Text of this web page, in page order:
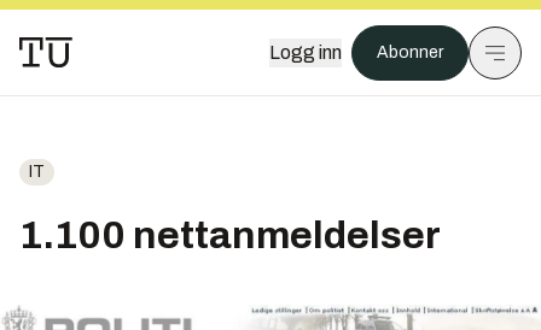
Logg inn Abonner
IT
1.100 nettanmeldelser